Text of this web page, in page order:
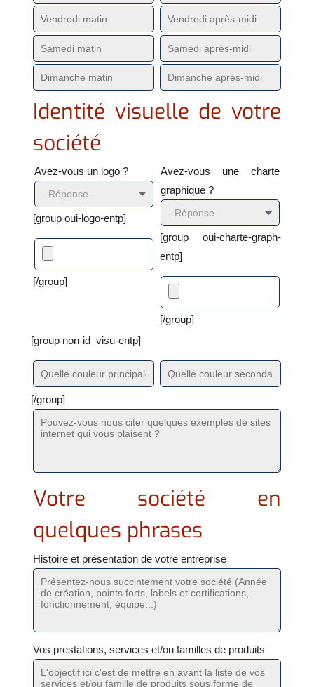
Identité visuelle de votre
société
Avez-vous un logo ?
[group oui-logo-entp]
[/group]
Avez-vous une charte
graphique ?
[group oui-charte-graph-
entp]
[/group]
[group non-id_visu-entp]
[/group]
Votre société en
quelques phrases
Histoire et présentation de votre entreprise
Vos prestations, services et/ou familles de produits